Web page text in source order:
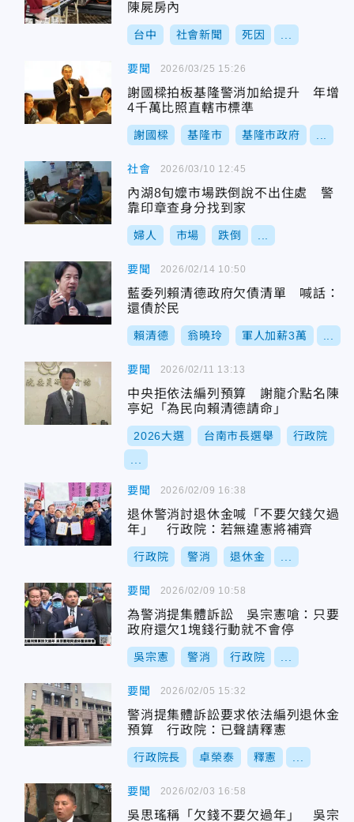
陳屍房內
台中 社會新聞 死因
要聞
謝國樑拍板基隆警消加給提升 年增
4千萬比照直轄市標準
謝國樑 基隆市 基隆市政府
2026/03/25 15:26
社會
內湖8旬嬤市場跌倒說不出住處 警
靠印章查身分找到家
婦人 市場 跌倒
2026/03/10 12:45
要聞
藍委列賴清德政府欠債清單 喊話：
還債於民
賴清德 翁曉玲 軍人加薪3萬
2026/02/14 10:50
要聞
中央拒依法編列預算 謝龍介點名陳
亭妃「為民向賴清德請命」
2026大選 台南市長選舉 行政院
2026/02/11 13:13
要聞
退休警消討退休金喊「不要欠錢欠過
年」 行政院：若無違憲將補齊
行政院 警消 退休金
2026/02/09 16:38
要聞
為警消提集體訴訟 吳宗憲嗆：只要
政府還欠1塊錢行動就不會停
吳宗憲 警消 行政院
2026/02/09 10:58
要聞
警消提集體訴訟要求依法編列退休金
預算 行政院：已聲請釋憲
行政院長 卓榮泰 釋憲
2026/02/05 15:32
要聞
吳思瑤稱「欠錢不要欠過年」 吳宗
2026/02/03 16:58